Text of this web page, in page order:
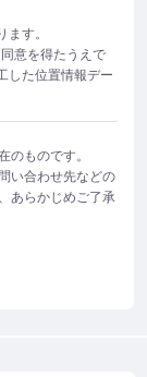
す。
意を得たうえで
した位置情報デー
ものです。
い合わせ先などの
あらかじめご了承